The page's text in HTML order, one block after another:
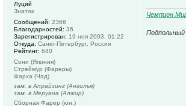
Чемпион
Подпольный
Луций
Знаток
Сообщений: 2366
Благодарностей: 36
Зарегистрирован: 19 ноя 2003, 01:22
Откуда: Санкт-Петербург, Россия
Рейтинг: 640
Сони (Япония)
Стреймур (Фареры)
Фарха (Чад)
зам. в Апрайзинг (Ангилья)
зам. в Меруана (Алжир)
Сборная Фарер (юн.)